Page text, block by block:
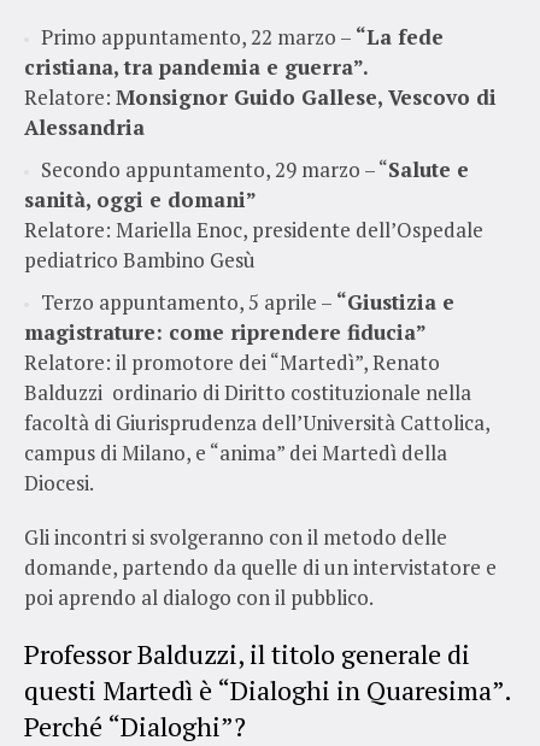
Primo appuntamento, 22 marzo – “La fede
cristiana, tra pandemia e guerra”.
Relatore: Monsignor Guido Gallese, Vescovo di
Alessandria
Secondo appuntamento, 29 marzo – “Salute e
sanità, oggi e domani”
Relatore: Mariella Enoc, presidente dell’Ospedale
pediatrico Bambino Gesù
Terzo appuntamento, 5 aprile – “Giustizia e
magistrature: come riprendere fiducia”
Relatore: il promotore dei “Martedì”, Renato
Balduzzi ordinario di Diritto costituzionale nella
facoltà di Giurisprudenza dell’Università Cattolica,
campus di Milano, e “anima” dei Martedì della
Diocesi.
Gli incontri si svolgeranno con il metodo delle
domande, partendo da quelle di un intervistatore e
poi aprendo al dialogo con il pubblico.
Professor Balduzzi, il titolo generale di
questi Martedì è “Dialoghi in Quaresima”.
Perché “Dialoghi”?